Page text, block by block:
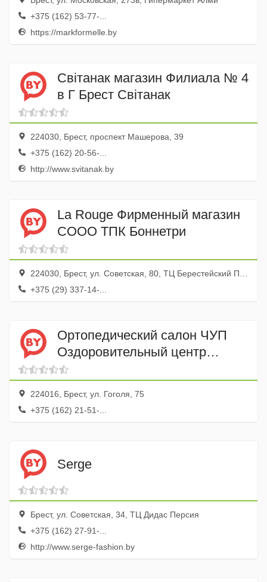
+375 (162) 53-77-...
https://markformelle.by
Свiтанак магазин Филиала № 4
в Г Брест Свiтанак
224030, Брест, проспект Машерова, 39
+375 (162) 20-56-...
http://www.svitanak.by
La Rouge Фирменный магазин
СООО ТПК Боннетри
224030, Брест, ул. Советская, 80, ТЦ Берестейский Пассаж
+375 (29) 337-14-...
Ортопедический салон ЧУП
Оздоровительный центр
Планета Фитнесс
224016, Брест, ул. Гоголя, 75
+375 (162) 21-51-...
Serge
Брест, ул. Советская, 34, ТЦ Дидас Персия
+375 (162) 27-91-...
http://www.serge-fashion.by